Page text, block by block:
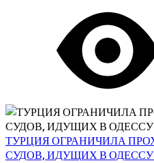
ТУРЦИЯ ОГРАНИЧИЛА
СУДОВ, ИДУЩИХ В